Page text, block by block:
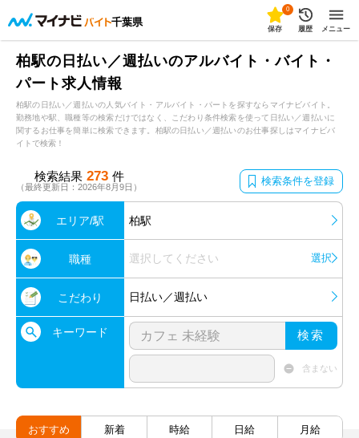
千葉県
0
保存 履歴 メニュー
柏駅の日払い／週払いのアルバイト・バイト・
パート求人情報
柏駅の日払い／週払いの人気バイト・アルバイト・パートを探すならマイナビバイト。
勤務地や駅、職種等の検索だけではなく、こだわり条件検索を使って日払い／週払いに
関するお仕事を簡単に検索できます。柏駅の日払い／週払いのお仕事探しはマイナビバ
イトで検索！
検索結果 273 件
（最終更新日：2026年8月9日） 検索条件を登録
エリア/駅 柏駅
職種 選択してください 選択
こだわり 日払い／週払い
キーワード 検索
含まない
おすすめ 新着 時給 日給 月給